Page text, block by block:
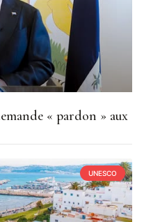
« pardon » aux
UNESCO